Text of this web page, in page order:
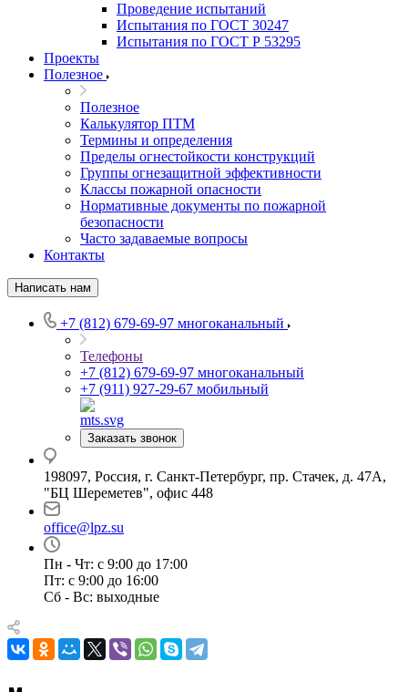
Проведение испытаний
Испытания по ГОСТ 30247
Испытания по ГОСТ Р 53295
Проекты
Полезное
Полезное
Калькулятор ПТМ
Термины и определения
Пределы огнестойкости конструкций
Группы огнезащитной эффективности
Классы пожарной опасности
Нормативные документы по пожарной
безопасности
Часто задаваемые вопросы
Контакты
Написать нам
+7 (812) 679-69-97 многоканальный
Телефоны
+7 (812) 679-69-97 многоканальный
+7 (911) 927-29-67 мобильный
Заказать звонок
198097, Россия, г. Санкт-Петербург, пр. Стачек, д. 47А,
"БЦ Шереметев", офис 448
office@lpz.su
Пн - Чт: с 9:00 до 17:00
Пт: с 9:00 до 16:00
Сб - Вс: выходные